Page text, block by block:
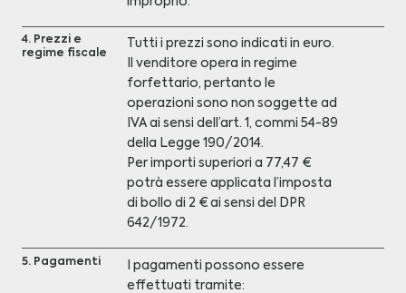
4. Prezzi e
regime fiscale
Tutti i prezzi sono indicati in euro.
Il venditore opera in regime
forfettario, pertanto le
operazioni sono non soggette ad
IVA ai sensi dell’art. 1, commi 54-89
della Legge 190/2014.
Per importi superiori a 77,47 €
potrà essere applicata l’imposta
di bollo di 2 € ai sensi del DPR
642/1972.
5. Pagamenti
I pagamenti possono essere
effettuati tramite: